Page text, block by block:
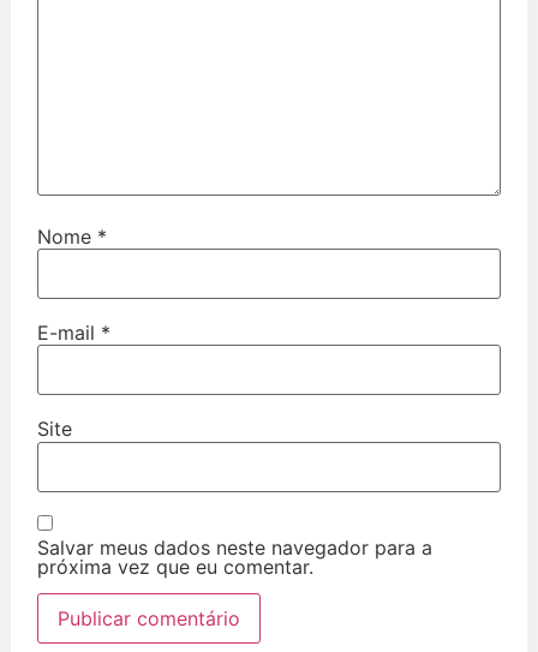
Nome *
E-mail *
Site
Salvar meus dados neste navegador para a
próxima vez que eu comentar.